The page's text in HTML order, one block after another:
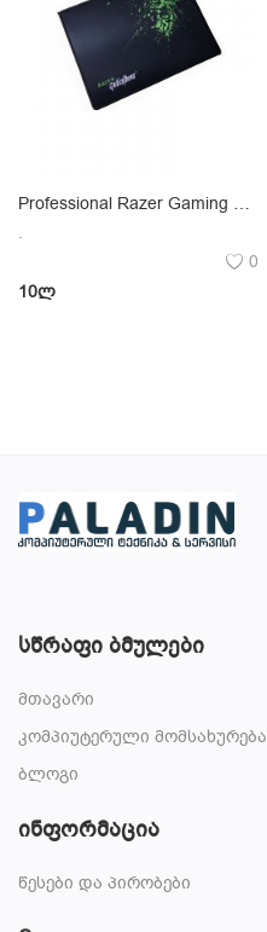
Professional Razer Gaming Mouse Pad 320mm X 240mm
.
0
10ლ
სწრაფი ბმულები
მთავარი
კომპიუტერული მომსახურება
ბლოგი
ინფორმაცია
წესები და პირობები